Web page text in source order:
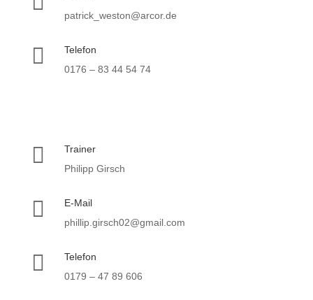
patrick_weston@arcor.de

Telefon
0176 – 83 44 54 74

Trainer
Philipp Girsch

E-Mail
phillip.girsch02@gmail.com

Telefon
0179 – 47 89 606